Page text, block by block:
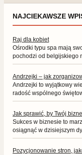
NAJCIEKAWSZE
Raj dla kobiet
Ośrodki typu spa mają
pochodzi od belgijskiego
Andrzejki – jak
Andrzejki to wyjątkowy
radość wspólnego
Jak sprawić, by Twój
Sukces w biznesie to
osiągnąć w dzisiejszym
Pozycjonowanie stron,